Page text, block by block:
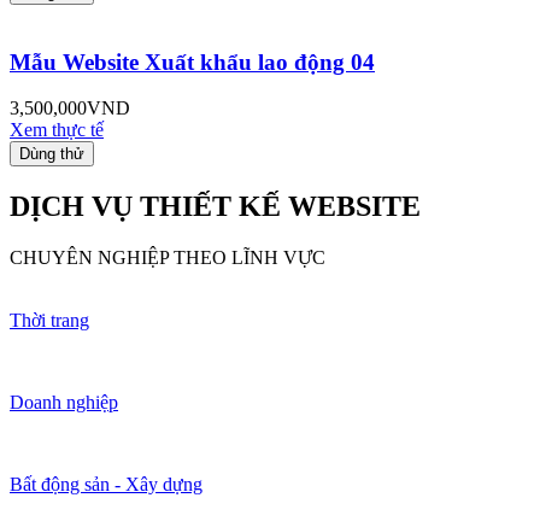
Mẫu Website Xuất khẩu lao động 04
3,500,000VND
Xem thực tế
Dùng thử
DỊCH VỤ THIẾT KẾ WEBSITE
CHUYÊN NGHIỆP THEO LĨNH VỰC
Thời trang
Doanh nghiệp
Bất động sản - Xây dựng